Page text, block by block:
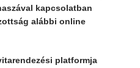
kapcsolatban
alábbi online
platformja